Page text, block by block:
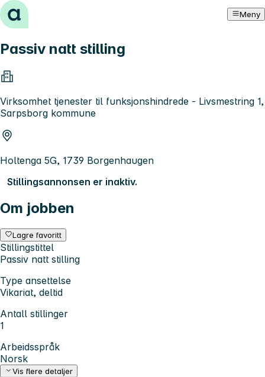
Hopp til innhold Meny
Passiv natt stilling
Virksomhet tjenester til funksjonshindrede - Livsmestring 1,
Sarpsborg kommune
Holtenga 5G, 1739 Borgenhaugen
Stillingsannonsen er inaktiv.
Om jobben
Lagre favoritt
Stillingstittel
Passiv natt stilling
Type ansettelse
Vikariat, deltid
Antall stillinger
1
Arbeidsspråk
Norsk
Vis flere detaljer